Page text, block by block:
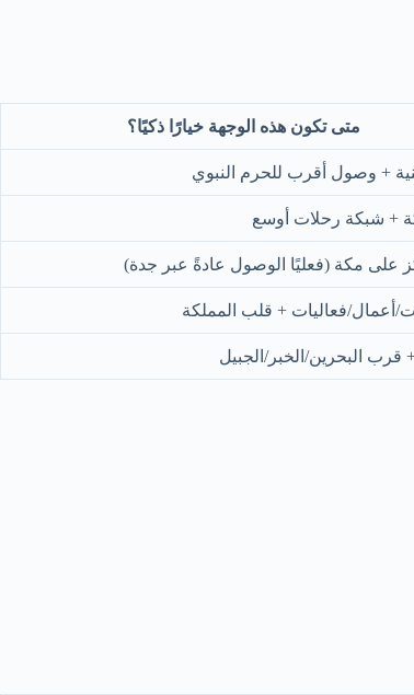
متى تكون هذه الوجهة خيارًا ذكيًا؟
+ وصول أقرب للحرم النبوي
+ شبكة رحلات أوسع
على مكة (فعليًا الوصول عادةً عبر جدة)
أعمال/فعاليات + قلب المملكة
قرب البحرين/الخبر/الجبيل